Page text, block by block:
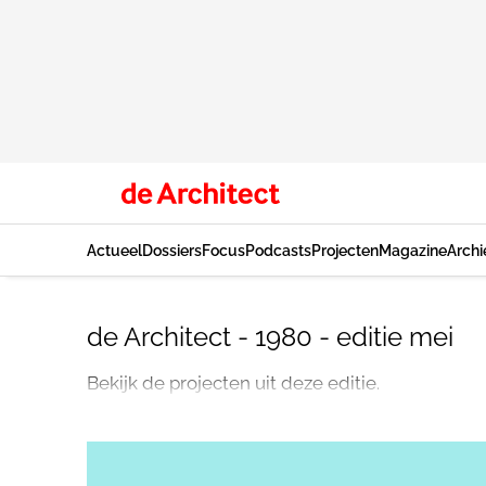
ActueelDossiersFocusPodcastsProjectenMagazine
de Architect - 1980 - editie mei
Bekijk de projecten uit deze editie.